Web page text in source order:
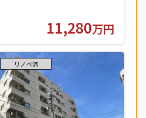
11,280万円
リノベ済